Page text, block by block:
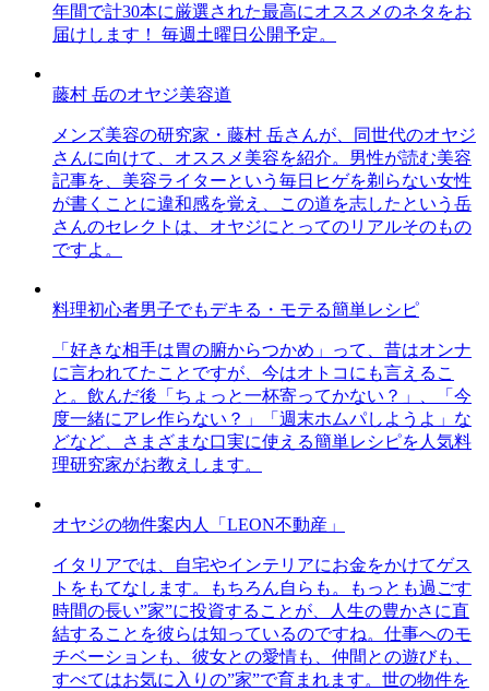
年間で計30本に厳選された最高にオススメのネタをお
届けします！ 毎週土曜日公開予定。
藤村 岳のオヤジ美容道
メンズ美容の研究家・藤村 岳さんが、同世代のオヤジ
さんに向けて、オススメ美容を紹介。男性が読む美容
記事を、美容ライターという毎日ヒゲを剃らない女性
が書くことに違和感を覚え、この道を志したという岳
さんのセレクトは、オヤジにとってのリアルそのもの
ですよ。
料理初心者男子でもデキる・モテる簡単レシピ
「好きな相手は胃の腑からつかめ」って、昔はオンナ
に言われてたことですが、今はオトコにも言えるこ
と。飲んだ後「ちょっと一杯寄ってかない？」、「今
度一緒にアレ作らない？」「週末ホムパしようよ」な
どなど、さまざまな口実に使える簡単レシピを人気料
理研究家がお教えします。
オヤジの物件案内人「LEON不動産」
イタリアでは、自宅やインテリアにお金をかけてゲス
トをもてなします。もちろん自らも。もっとも過ごす
時間の長い”家”に投資することが、人生の豊かさに直
結することを彼らは知っているのですね。仕事へのモ
チベーションも、彼女との愛情も、仲間との遊びも、
すべてはお気に入りの”家”で育まれます。世の物件を